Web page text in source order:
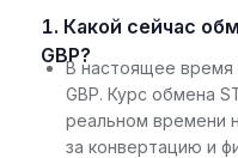
1. Какой сейчас обменный курс 1 STRK на
GBP?
В настоящее время
GBP. Курс обмена
реальном времени
за конвертацию и